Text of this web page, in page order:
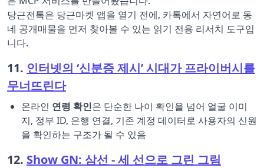
당근전톡은 당근마켓 앱을 열기 전에, 카톡에서 자연어로 동
네 공개매물을 먼저 찾아볼 수 있는 읽기 전용 리서치 도구입
니다.
11. 인터넷의 ‘신분증 제시’ 시대가 프라이버시를
무너뜨린다
온라인 연령 확인은 단순한 나이 확인을 넘어 얼굴 이미
지, 정부 ID, 은행 연결, 기존 계정 데이터로 사용자의 신원
을 확인하는 구조가 될 수 있음
12. Show GN: 삼선 - 세 선으로 그린 그림